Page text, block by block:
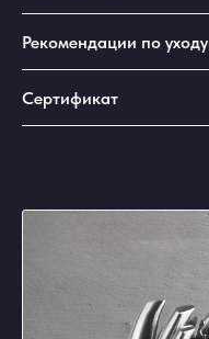
Рекомендации по уходу
Сертификат